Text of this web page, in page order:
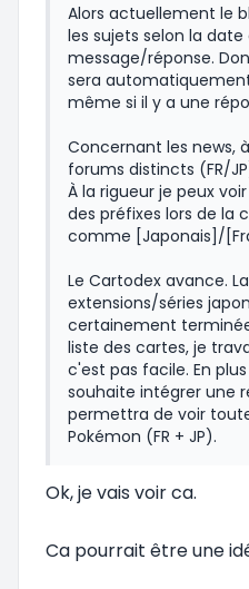
Alors actuellement le
les sujets selon la
message/réponse.
sera
même si il y a une
Concernant les news,
forums distincts (FR/
À la rigueur je peux
des préfixes lors de la
comme [Japonais]/
Le Cartodex avance.
extensions/séries
certainement
liste des cartes, je
c'est pas facile. En
souhaite intégrer une
permettra de voir
Pokémon (FR + JP).
Ok, je vais voir ca.
Ca pourrait être une